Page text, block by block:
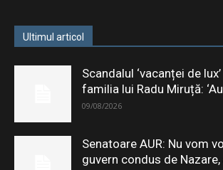
Ultimul articol
Scandalul ‘vacanței de
familia lui Radu Miruță:
09/08/2026
Senatoare AUR: Nu vom
guvern condus de